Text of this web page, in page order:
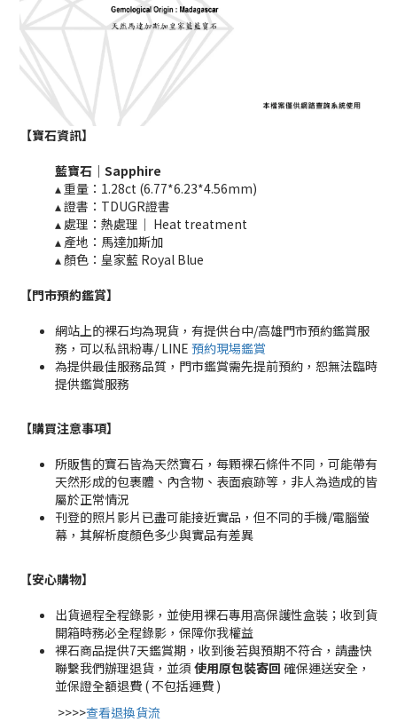
【寶石資訊】
藍寶石｜ Sapphire
▴ 重量：1.28ct (6.77*6.23*4.56mm)​
▴ 證書：TDUGR證書
▴ 處理：熱處理｜ Heat treatment​​
▴ 產地：馬達加斯加
▴ 顏色：皇家藍 Royal Blue
【門市預約鑑賞】
網站上的裸石均為現貨，有提供台中/高雄門市預約鑑賞服
務，可以私訊粉專/ LINE 預約現場鑑賞
為提供最佳服務品質，門市鑑賞需先提前預約，恕無法臨時
提供鑑賞服務
【購買注意事項】
所販售的寶石皆為天然寶石，每顆裸石條件不同，可能帶有
天然形成的包裹體、內含物、表面痕跡等，非人為造成的皆
屬於正常情況
刊登的照片影片已盡可能接近實品，但不同的手機/電腦螢
幕，其解析度顏色多少與實品有差異
【安心購物】
出貨過程全程錄影，並使用裸石專用高保護性盒裝；收到貨
開箱時務必全程錄影，保障你我權益
裸石商品提供7天鑑賞期，收到後若與預期不符合，請盡快
聯繫我們辦理退貨，並須 使用原包裝寄回 確保運送安全，
並保證全額退費 ( 不包括運費 )
>>>>查看退換貨流